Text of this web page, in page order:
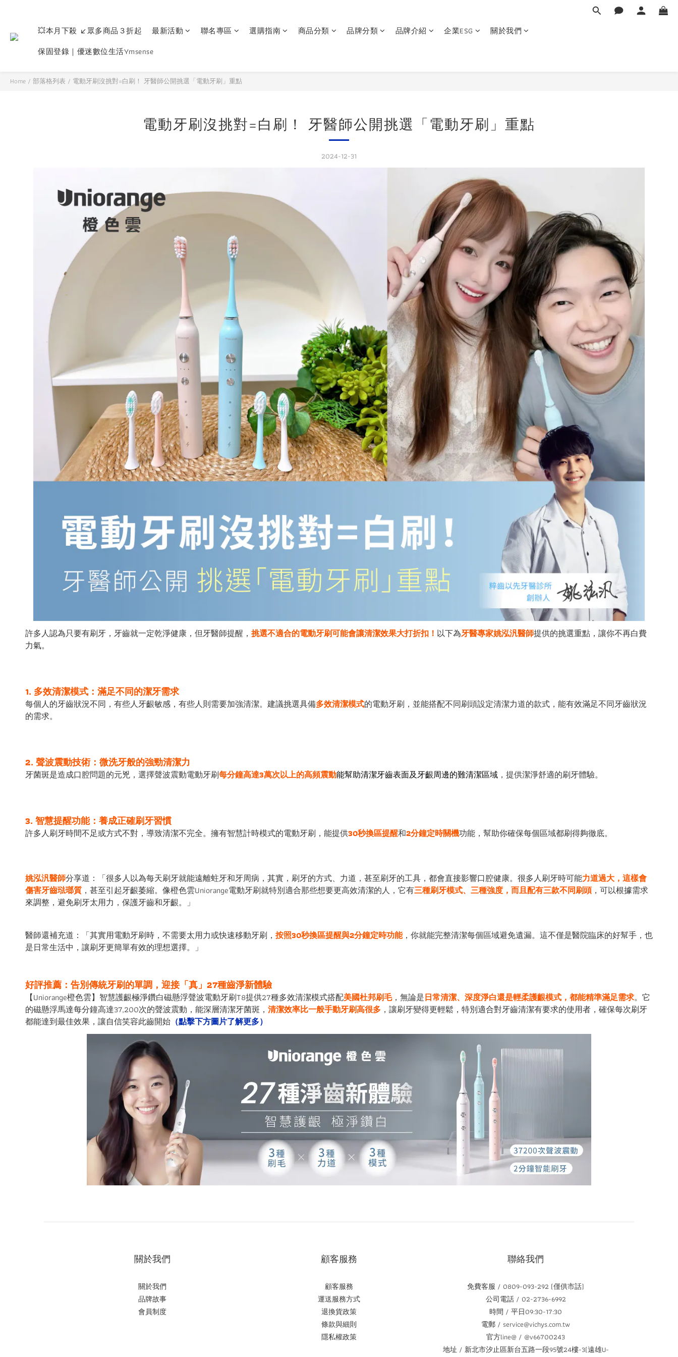
💥本月下殺 ↙眾多商品３折起 最新活動 聯名專區 選購指南 商品分類 品牌分類 品牌介紹 企業ESG
關於我們
保固登錄｜優迷數位生活Ymsense
Home / 部落格列表 / 電動牙刷沒挑對=白刷！ 牙醫師公開挑選「電動牙刷」重點
電動牙刷沒挑對=白刷！ 牙醫師公開挑選「電動牙刷」重點
2024-12-31
許多人認為只要有刷牙，牙齒就一定乾淨健康，但牙醫師提醒， 挑選不適合的電動牙刷可能會讓清潔效果大打折扣！ 以下為牙醫專家姚泓汎醫師提供的挑選重點，讓你不再白費
力氣。
1. 多效清潔模式：滿足不同的潔牙需求
每個人的牙齒狀況不同，有些人牙齦敏感，有些人則需要加強清潔。建議挑選具備多效清潔模式的電動牙刷，並能搭配不同刷頭設定清潔力道的款式，能有效滿足不同牙齒狀況
的需求。
2. 聲波震動技術：微洗牙般的強勁清潔力
牙菌斑是造成口腔問題的元兇，選擇聲波震動電動牙刷每分鐘高達3萬次以上的高頻震動能幫助清潔牙齒表面及牙齦周邊的難清潔區域 ，提供潔淨舒適的刷牙體驗。
3. 智慧提醒功能：養成正確刷牙習慣
許多人刷牙時間不足或方式不對，導致清潔不完全。擁有智慧計時模式的電動牙刷，能提供30秒換區提醒和2分鐘定時關機功能，幫助你確保每個區域都刷得夠徹底。
姚泓汎醫師分享道：「很多人以為每天刷牙就能遠離蛀牙和牙周病，其實，刷牙的方式、力道，甚至刷牙的工具，都會直接影響口腔健康。很多人刷牙時可能力道過大，這樣會
傷害牙齒琺瑯質 ，甚至引起牙齦萎縮。像橙色雲Uniorange電動牙刷就特別適合那些想要更高效清潔的人，它有三種刷牙模式、三種強度，而且配有三款不同刷頭 ，可以根據需求
來調整，避免刷牙太用力，保護牙齒和牙齦。」
醫師還補充道：「其實用電動牙刷時，不需要太用力或快速移動牙刷， 按照30秒換區提醒與2分鐘定時功能，你就能完整清潔每個區域避免遺漏。這不僅是醫院臨床的好幫手，也
是日常生活中，讓刷牙更簡單有效的理想選擇。」
好評推薦：告別傳統牙刷的單調，迎接「真」 27種齒淨新體驗
【Uniorange橙色雲】智慧護齦極淨鑽白磁懸浮聲波電動牙刷T8提供27種多效清潔模式搭配美國杜邦刷毛，無論是日常清潔、深度淨白還是輕柔護齦模式，都能精準滿足需求。它
的磁懸浮馬達每分鐘高達37,200次的聲波震動，能深層清潔牙菌斑， 清潔效率比一般手動牙刷高很多 ，讓刷牙變得更輕鬆，特別適合對牙齒清潔有要求的使用者，確保每次刷牙
都能達到最佳效果，讓自信笑容此齒開始 （點擊下方圖片了解更多）
關於我們
關於我們
品牌故事
會員制度
顧客服務
顧客服務
運送服務方式
退換貨政策
條款與細則
隱私權政策
聯絡我們
免費客服 / 0809-093-292 (僅供市話)
公司電話 / 02-2736-6992
時間 / 平日09:30-17:30
電郵 / service@vichys.com.tw
官方line@ / @v66700243
地址 / 新北市汐止區新台五路一段95號24樓-3(遠雄U-